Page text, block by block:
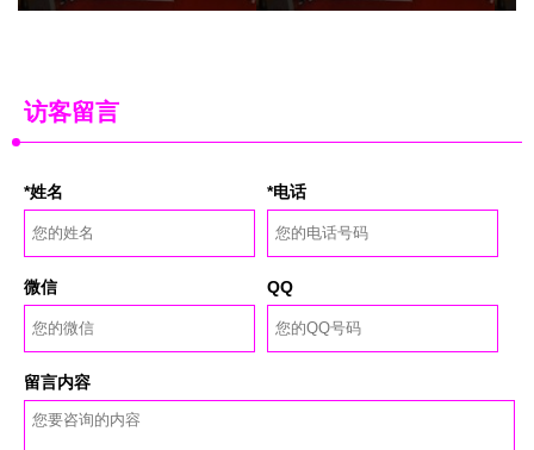
访客留言
*姓名 *电话
微信 QQ
留言内容